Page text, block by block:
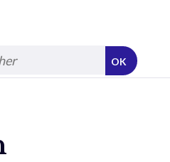
OK